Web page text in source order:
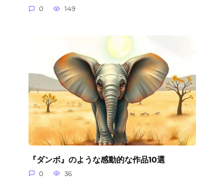
0 149
『ダンボ』のような感動的な作品10選
0 36